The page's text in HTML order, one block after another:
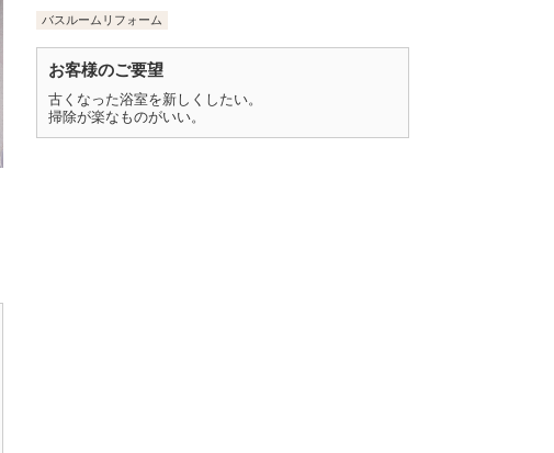
バスルームリフォーム
お客様のご要望
古くなった浴室を新しくしたい。
掃除が楽なものがいい。